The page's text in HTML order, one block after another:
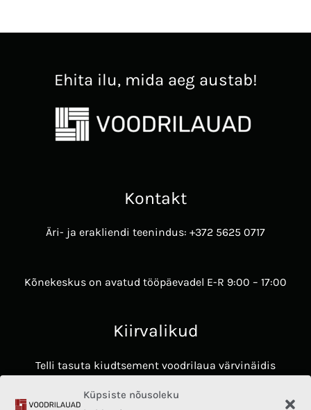
Küpsiste nõusoleku
Ehita ilu, mida aeg austab!
Kontakt
Äri- ja erakliendi teenindus: +372 5625 0717
Kõnekeskus on avatud tööpäevadel E-R 9:00 – 17:00
Kiirvalikud
Telli tasuta kiudtsement voodrilaua värvinäidis
Hardie® Architectural Panel